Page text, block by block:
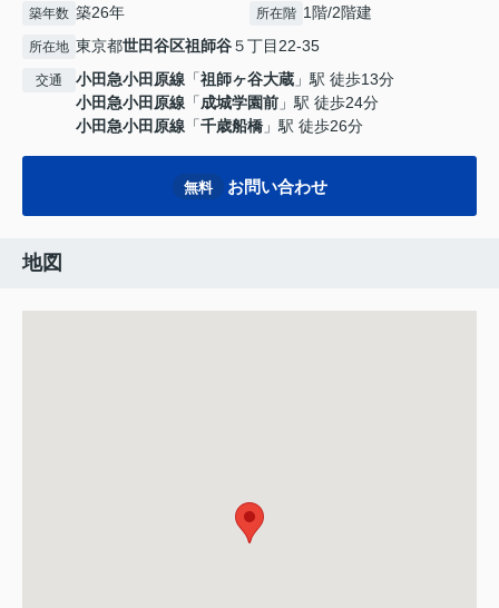
築年数 築26年 所在階 1階/2階建
所在地 東京都世田谷区祖師谷５丁目22-35
交通 小田急小田原線 「祖師ヶ谷大蔵 」駅 徒歩13分
小田急小田原線 「成城学園前 」駅 徒歩24分
小田急小田原線 「千歳船橋 」駅 徒歩26分
無料 お問い合わせ
地図